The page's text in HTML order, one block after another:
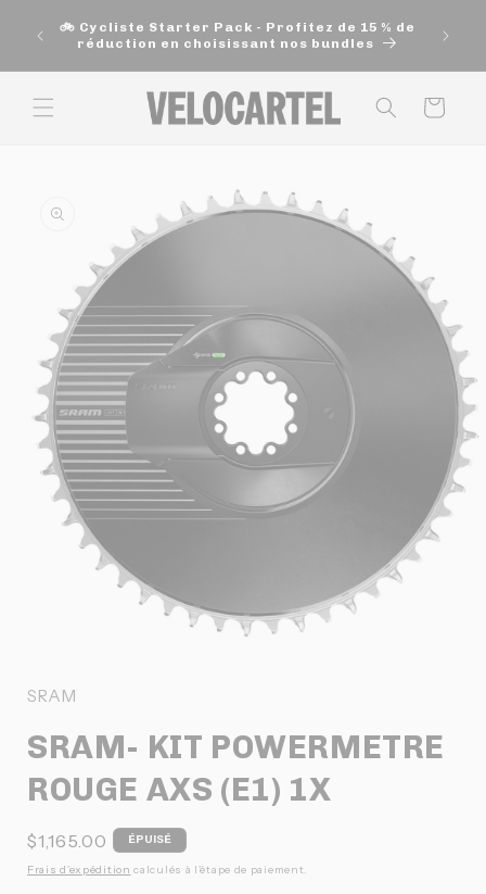
passer
au
🚲 Cycliste Starter Pack - Profitez de 15 % de
réduction en choisissant nos bundles
200$
Panier
produits
1
fenêtre
modale
SRAM
SRAM- KIT POWERMETRE
ROUGE AXS (E1) 1X
Prix
habituel
$1,165.00 ÉPUISÉ
Frais d'expédition calculés à l'étape de paiement.